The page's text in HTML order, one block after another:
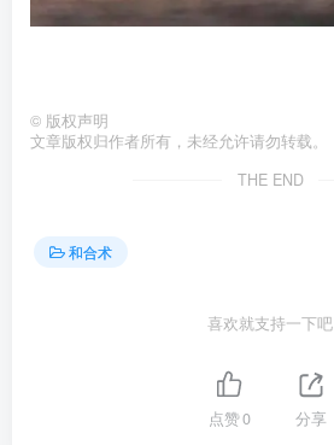
© 版权声明
文章版权归作者所有，未经允许请勿转载。
THE END
和合术
喜欢就支持一下吧
点赞0 分享